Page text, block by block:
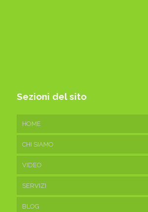
Sezioni del sito
HOME
CHI SIAMO
VIDEO
SERVIZI
BLOG